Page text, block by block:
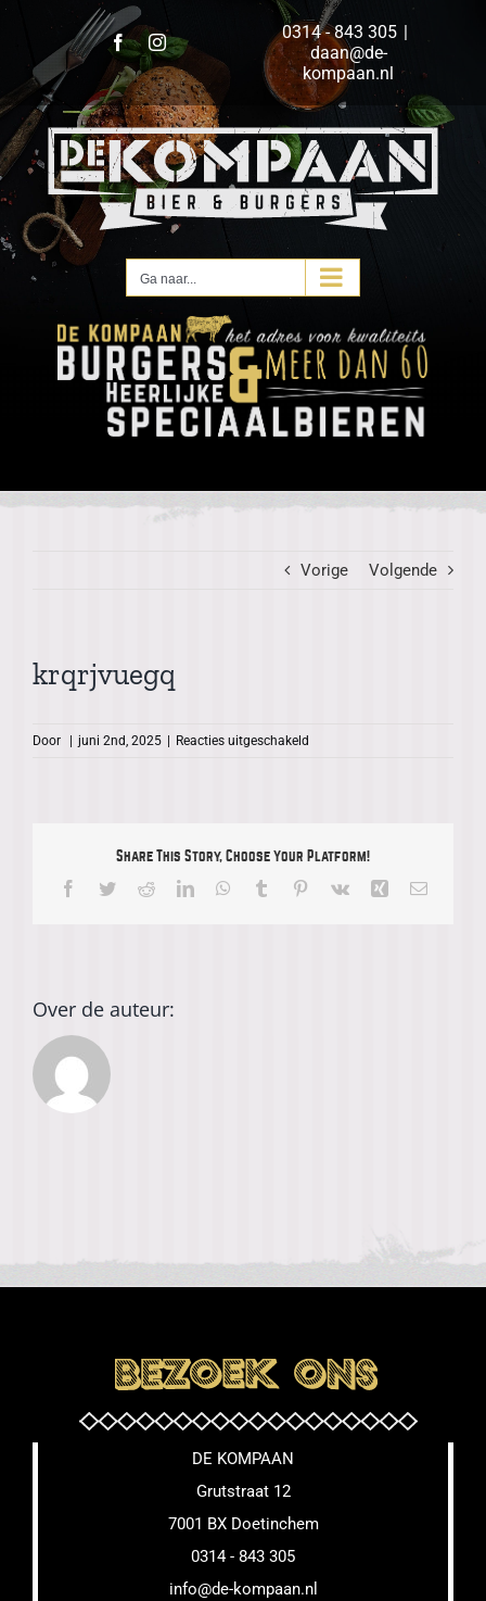
Ga
inhoud
FacebookInstagram 0314 - 843 305 |
daan@de-
kompaan.nl
Ga naar...
Vorige Volgende
krqrjvuegq
Door | juni 2nd, 2025 | Reacties uitgeschakeld
Share This Story, Choose Your Platform!
Facebook
TwitterRedditLinkedInWhatsApp
Tumblr Pinterest
Vk Xing E-
Over de auteur:
DE KOMPAAN
Grutstraat 12
7001 BX Doetinchem
0314 - 843 305
info@de-kompaan.nl